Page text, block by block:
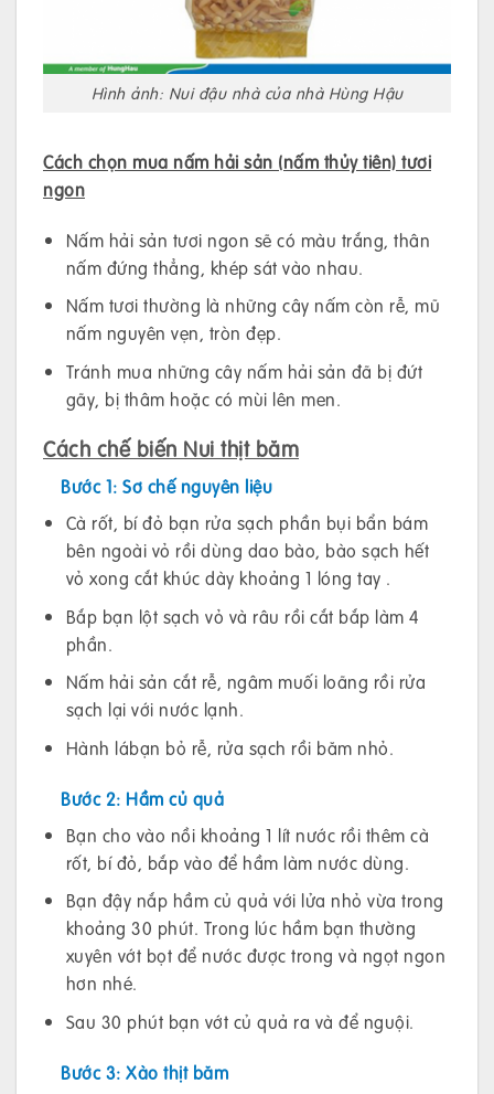
Hình ảnh: Nui đậu nhà của nhà Hùng Hậu
Cách chọn mua nấm hải sản (nấm thủy tiên) tươi
ngon
Nấm hải sản tươi ngon sẽ có màu trắng, thân
nấm đứng thẳng, khép sát vào nhau.
Nấm tươi thường là những cây nấm còn rễ, mũ
nấm nguyên vẹn, tròn đẹp.
Tránh mua những cây nấm hải sản đã bị đứt
gãy, bị thâm hoặc có mùi lên men.
Cách chế biến Nui thịt băm
Bước 1: Sơ chế nguyên liệu
Cà rốt, bí đỏ bạn rửa sạch phần bụi bẩn bám
bên ngoài vỏ rồi dùng dao bào, bào sạch hết
vỏ xong cắt khúc dày khoảng 1 lóng tay .
Bắp bạn lột sạch vỏ và râu rồi cắt bắp làm 4
phần.
Nấm hải sản cắt rễ, ngâm muối loãng rồi rửa
sạch lại với nước lạnh.
Hành lábạn bỏ rễ, rửa sạch rồi băm nhỏ.
Bước 2: Hầm củ quả
Bạn cho vào nồi khoảng 1 lít nước rồi thêm cà
rốt, bí đỏ, bắp vào để hầm làm nước dùng.
Bạn đậy nắp hầm củ quả với lửa nhỏ vừa trong
khoảng 30 phút. Trong lúc hầm bạn thường
xuyên vớt bọt để nước được trong và ngọt ngon
hơn nhé.
Sau 30 phút bạn vớt củ quả ra và để nguội.
Bước 3: Xào thịt băm